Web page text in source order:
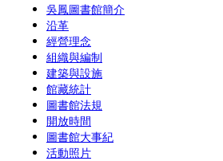
吳鳳圖書館簡介
沿革
經營理念
組織與編制
建築與設施
館藏統計
圖書館法規
開放時間
圖書館大事紀
活動照片